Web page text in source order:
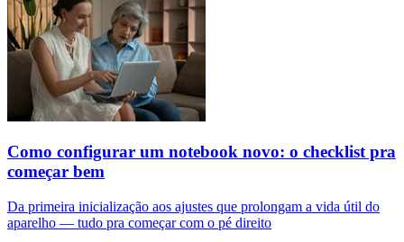
Como configurar um notebook novo: o checklist pra
começar bem
Da primeira inicialização aos ajustes que prolongam a vida útil do
aparelho — tudo pra começar com o pé direito